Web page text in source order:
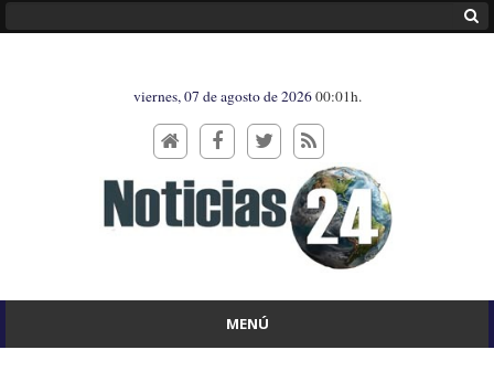
viernes, 07 de agosto de 202600:01h.
MENÚ